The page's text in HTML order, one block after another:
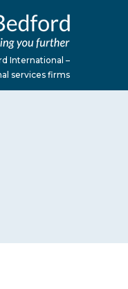
International –
services firms